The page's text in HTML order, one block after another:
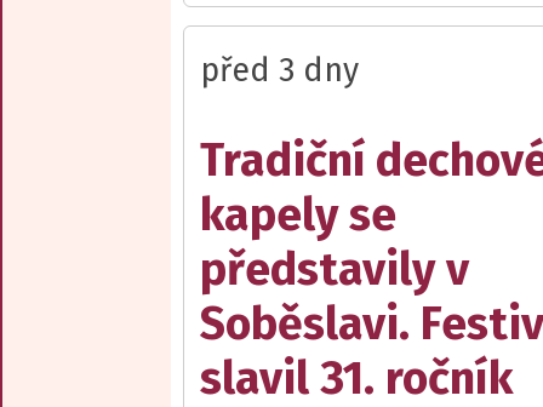
před 3 dny
Tradiční
kapely se
představily v
Soběslavi.
slavil 31. ročník